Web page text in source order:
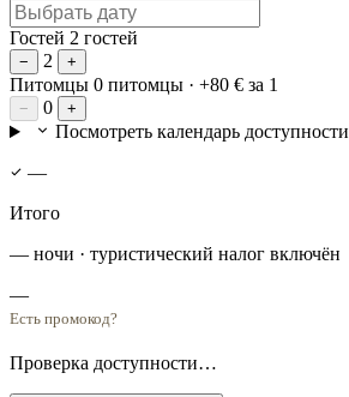
Гостей 2 гостей
− 2 +
Питомцы 0 питомцы · +80 € за 1
− 0 +
Посмотреть календарь доступности
—
Итого
— ночи · туристический налог включён
—
Есть промокод?
Проверка доступности…